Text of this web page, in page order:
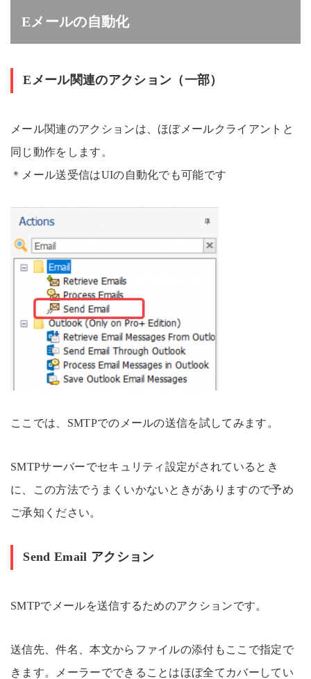
Eメールの自動化
Eメール関連のアクション（一部）
メール関連のアクションは、ほぼメールクライアントと
同じ動作をします。
＊メール送受信はUIの自動化でも可能です
ここでは、SMTPでのメールの送信を試してみます。
SMTPサーバーでセキュリティ設定がされているとき
に、この方法でうまくいかないときがありますので予め
ご承知ください。
Send Email アクション
SMTPでメールを送信するためのアクションです。
送信先、件名、本文からファイルの添付もここで指定で
きます。メーラーでできることはほぼ全てカバーしてい